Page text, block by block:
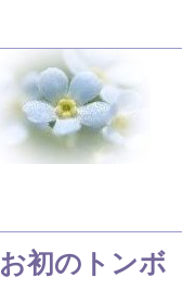
お初のトンボ